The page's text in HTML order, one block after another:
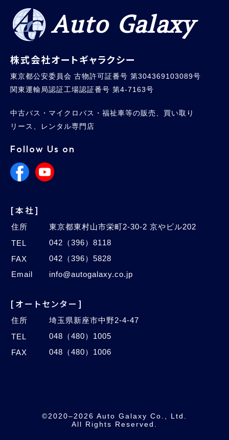
Auto Galaxy
株式会社オートギャラクシー
東京都公安委員会 古物許可証番号 第304369103089号
関東運輸局認証工場認証番号 第4-7163号
中古バス・マイクロバス・福祉車等の販売、買い取り
リース、レンタル専門店
Follow Us on
[本社]
住所
東京都東村山市栄町2-30-2 京やビル202
TEL
042（396）8118
FAX
042（396）5828
Email
info@autogalaxy.co.jp
[オートセンター]
住所
埼玉県新座市中野2-4-47
TEL
048（480）1005
FAX
048（480）1006
©2020–2026 Auto Galaxy Co., Ltd.
All Rights Reserved.